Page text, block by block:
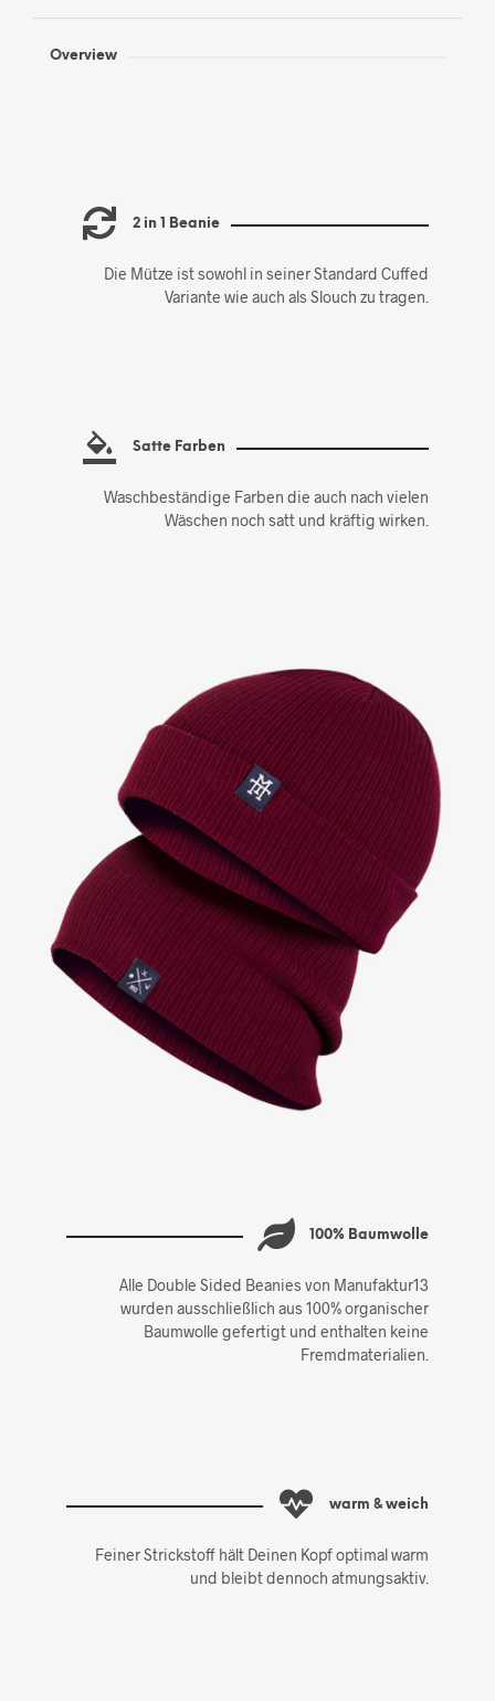
Overview
2 in 1 Beanie
Die Mütze ist sowohl in seiner Standard Cuffed
Variante wie auch als Slouch zu tragen.
Satte Farben
Waschbeständige Farben die auch nach vielen
Wäschen noch satt und kräftig wirken.
100% Baumwolle
Alle Double Sided Beanies von Manufaktur13
wurden ausschließlich aus 100% organischer
Baumwolle gefertigt und enthalten keine
Fremdmaterialien.
warm & weich
Feiner Strickstoff hält Deinen Kopf optimal warm
und bleibt dennoch atmungsaktiv.